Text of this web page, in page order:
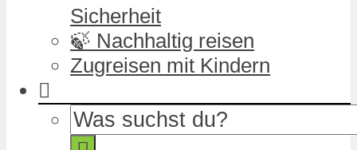
Sicherheit
🍃 Nachhaltig reisen
Zugreisen mit Kindern